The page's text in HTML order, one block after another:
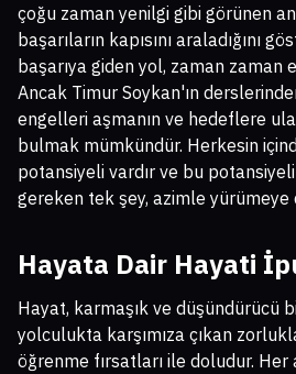
çoğu zaman yenilgi gibi görünen
başarıların kapısını araladığını
başarıya giden yol, zaman
Ancak Timur Soykan'ın
engelleri aşmanın ve hedeflere
bulmak mümkündür. Herkesin
potansiyeli vardır ve bu potansiyeli
gereken tek şey, azimle yürümeye
Hayata Dair Hayati
Hayat, karmaşık ve düşündürücü
yolculukta karşımıza çıkan
öğrenme fırsatları ile doludur. Her